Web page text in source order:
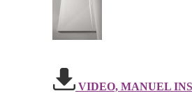
VIDEO, MANUEL